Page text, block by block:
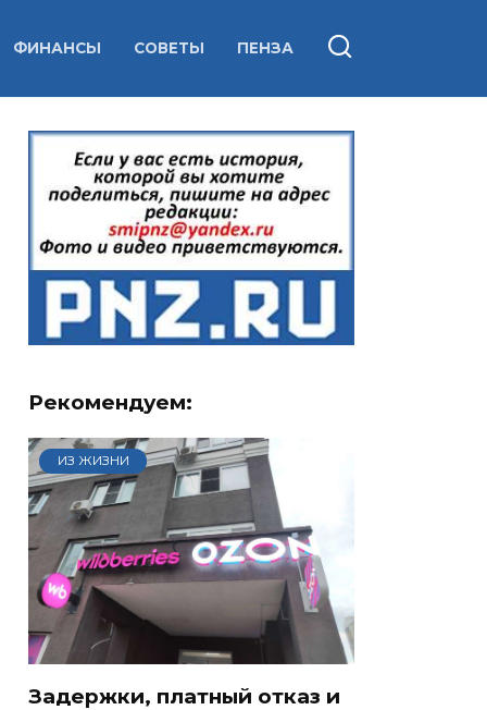
ФИНАНСЫ СОВЕТЫ ПЕНЗА
Рекомендуем:
ИЗ ЖИЗНИ
Задержки, платный отказ и